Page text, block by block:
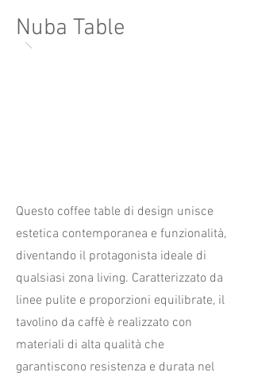
Nuba Table
Questo coffee table di design unisce
estetica contemporanea e funzionalità,
diventando il protagonista ideale di
qualsiasi zona living. Caratterizzato da
linee pulite e proporzioni equilibrate, il
tavolino da caffè è realizzato con
materiali di alta qualità che
garantiscono resistenza e durata nel